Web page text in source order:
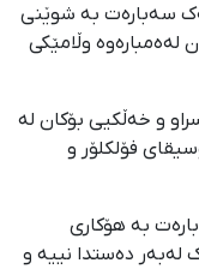
سەبارەت بە شوێنی
لەەمبارەوە وڵامێکی
و خەڵکیی بۆکان لە
فۆلکلۆر و
بە هۆکاری
لەبەر دەستدا نییە و